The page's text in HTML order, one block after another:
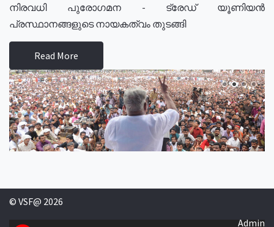
നിരവധി പുരോഗമന - ട്രേഡ് യൂണിയൻ
പ്രസ്ഥാനങ്ങളുടെ നായകത്വം തുടങ്ങി
Read More
© VSF@ 2026
Admin